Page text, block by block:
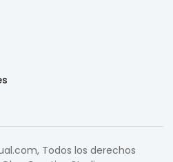
Todos los derechos